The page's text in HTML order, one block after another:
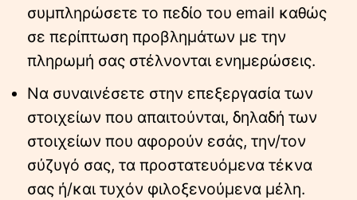
συμπληρώσετε το πεδίο του email καθώς
σε περίπτωση προβλημάτων με την
πληρωμή σας στέλνονται ενημερώσεις.
Να συναινέσετε στην επεξεργασία των
στοιχείων που απαιτούνται, δηλαδή των
στοιχείων που αφορούν εσάς, την/τον
σύζυγό σας, τα προστατευόμενα τέκνα
σας ή/και τυχόν φιλοξενούμενα μέλη.